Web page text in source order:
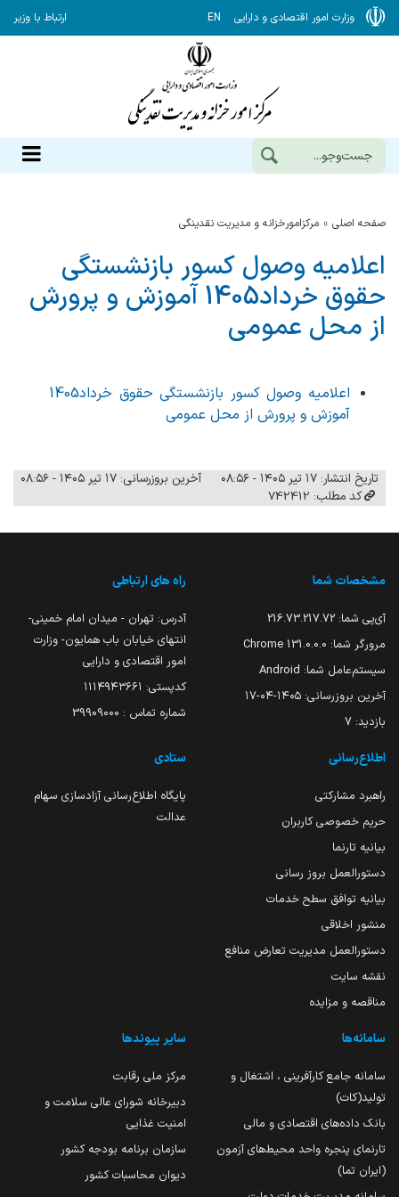
وزارت امور اقتصادی و دارایی EN ارتباط با وزیر
صفحه اصلی مرکزامورخزانه و مدیریت نقدینگی
اعلامیه وصول کسور بازنشستگی
حقوق خرداد1405 آموزش و پرورش
از محل عمومی
اعلامیه وصول کسور بازنشستگی حقوق خرداد1405
آموزش و پرورش از محل عمومی
تاریخ انتشار: ۱۷ تیر ۱۴۰۵ - ۰۸:۵۶
آخرین بروزرسانی: ۱۷ تیر ۱۴۰۵ - ۰۸:۵۶
کد مطلب: 742412
مشخصات شما
آی‌پی شما: 216.73.217.72
مرورگر شما: 131.0.0.0 Chrome
سیستم‌عامل شما: Android
آخرین بروزرسانی: ۱۴۰۵-۰۴-۱۷
بازدید: 7
راه های ارتباطی
آدرس: تهران - میدان امام خمینی-
انتهای خیابان باب همایون- وزارت
امور اقتصادی و دارایی
کدپستی: ۱۱۱۴۹۴۳۶۶۱
شماره تماس : 39909000
اطلاع‌رسانی
راهبرد مشارکتی
حریم خصوصی کاربران
بیانیه تارنما
دستورالعمل بروز رسانی
بیانیه توافق سطح خدمات
منشور اخلاقی
دستورالعمل مدیریت تعارض منافع
نقشه سایت
مناقصه و مزایده
ستادی
پایگاه اطلاع‌رسانی آزادسازی سهام
عدالت
سامانه‌ها
سامانه جامع کارآفرینی ، اشتغال و
تولید(کات)
بانک داده‌های اقتصادی و مالی
تارنمای پنجره واحد محیط‌های آزمون
(ایران تما)
سایر پیوندها
مرکز ملی رقابت
دبیرخانه شورای عالی سلامت و
امنیت غذایی
سازمان برنامه بودجه کشور
دیوان محاسبات کشور